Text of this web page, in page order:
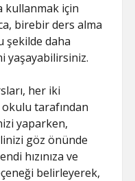
kullanmak için
birebir ders alma
şekilde daha
yaşayabilirsiniz.
her iki
tarafından
yaparken,
göz önünde
hızınıza ve
belirleyerek,